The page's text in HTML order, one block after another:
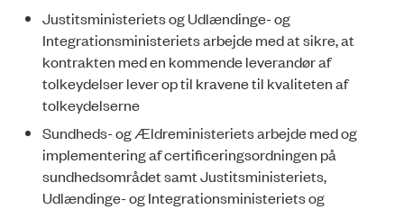
Justitsministeriets og Udlændinge- og
Integrationsministeriets arbejde med at sik­re, at
kontrakten med en kommende leverandør af
tolkeydelser lever op til krave­ne til kvaliteten af
tolkeydelserne
Sundheds- og Ældreministeriets arbejde med og
implementering af certificerings­ordningen på
sundhedsområdet samt Justitsministeriets,
Udlændinge- og Integrationsministeriets og